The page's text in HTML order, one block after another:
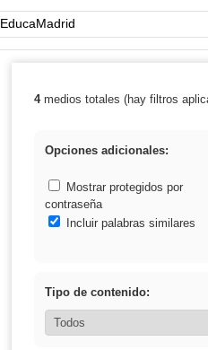
Palabra o frase:
Resultados de:
4medios totales (hay filtros
Opciones adicionales:
Mostrar protegidos por
contraseña
Incluir palabras similares
Tipo de contenido: